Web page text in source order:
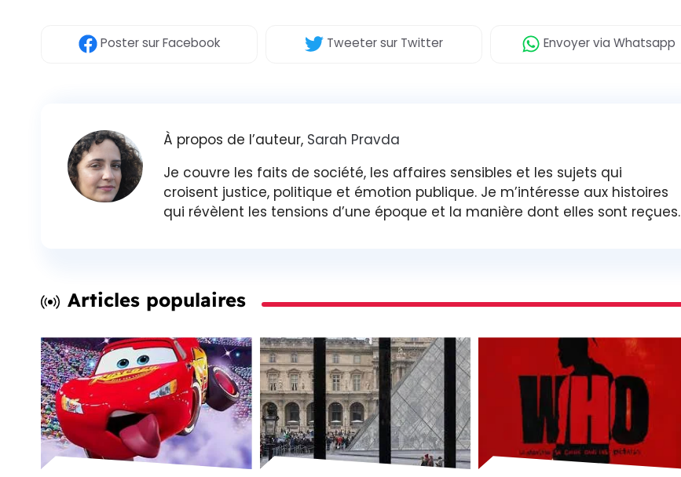
Postersur Facebook Tweetersur Twitter Envoyervia Whatsapp
À propos de l’auteur, Sarah Pravda
Je couvre les faits de société, les affaires sensibles et les sujets qui
croisent justice, politique et émotion publique. Je m’intéresse aux histoires
qui révèlent les tensions d’une époque et la manière dont elles sont reçues.
Articles populaires